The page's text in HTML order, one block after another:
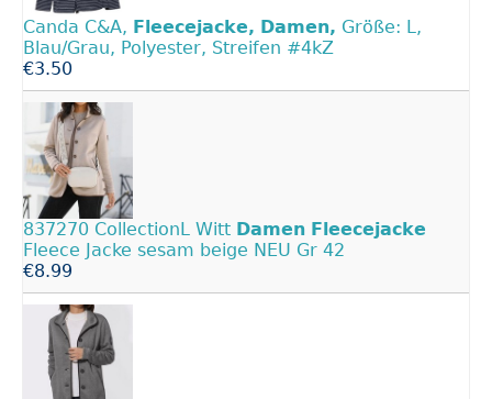
Canda C&A, Fleecejacke, Damen, Größe: L,
Blau/Grau, Polyester, Streifen #4kZ
€3.50
837270 CollectionL Witt Damen Fleecejacke
Fleece Jacke sesam beige NEU Gr 42
€8.99